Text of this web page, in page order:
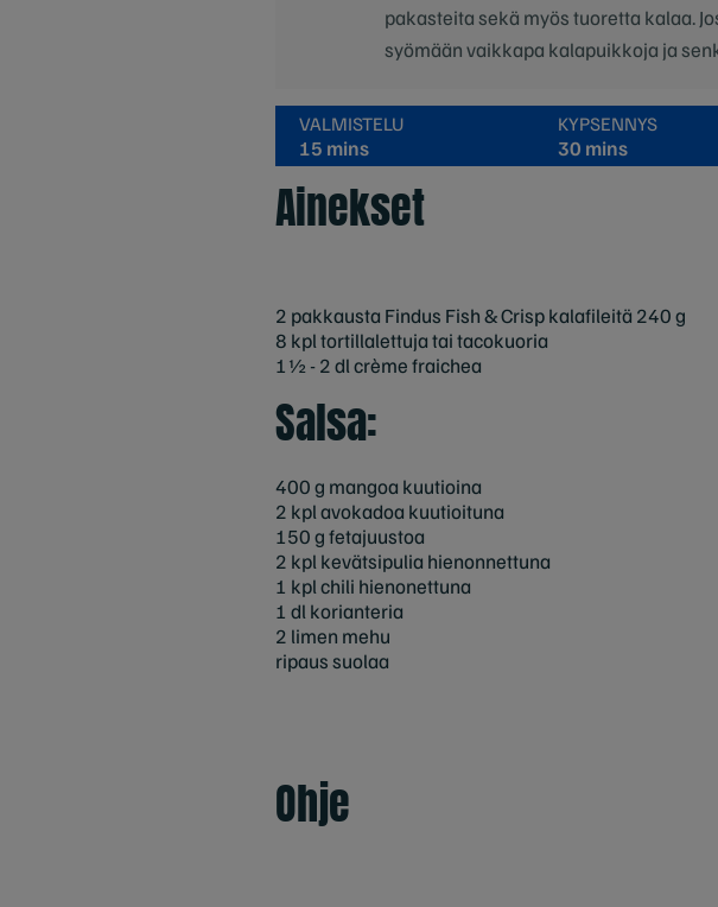
pakasteita sekä myös tuoretta kalaa.
syömään vaikkapa kalapuikkoja ja
VALMISTELU
15 mins
KYPSENNYS
30 mins
Ainekset
2 pakkausta Findus Fish & Crisp kalafileitä 240 g
8 kpl tortillalettuja tai tacokuoria
1½ - 2 dl crème fraichea
Salsa:
400 g mangoa kuutioina
2 kpl avokadoa kuutioituna
150 g fetajuustoa
2 kpl kevätsipulia hienonnettuna
1 kpl chili hienonettuna
1 dl korianteria
2 limen mehu
ripaus suolaa
Ohje